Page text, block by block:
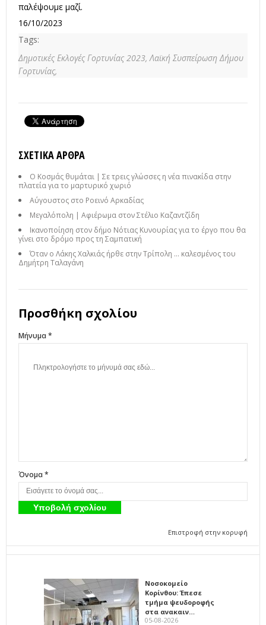
παλέψουμε μαζί.
16/10/2023
Tags:
Δημοτικές Εκλογές Γορτυνίας 2023, Λαϊκή Συσπείρωση Δήμου
Γορτυνίας,
ΣΧΕΤΙΚΆ ΆΡΘΡΑ
Ο Κοσμάς θυμάται | Σε τρεις γλώσσες η νέα πινακίδα στην
πλατεία για το μαρτυρικό χωριό
Αύγουστος στο Ροεινό Αρκαδίας
Μεγαλόπολη | Αφιέρωμα στον Στέλιο Καζαντζίδη
Ικανοποίηση στον δήμο Νότιας Κυνουρίας για το έργο που θα
γίνει στο δρόμο προς τη Σαμπατική
Όταν ο Λάκης Χαλκιάς ήρθε στην Τρίπολη ... καλεσμένος του
Δημήτρη Ταλαγάνη
Προσθήκη σχολίου
Μήνυμα *
Όνομα *
Επιστροφή στην κορυφή
Νοσοκομείο
Κορίνθου: Έπεσε
τμήμα ψευδοροφής
στα ανακαιν…
05-08-2026